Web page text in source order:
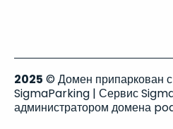
2025 © Домен припаркован
SigmaParking | Сервис
администратором домена